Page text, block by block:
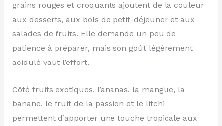
grains rouges et croquants ajoutent de la couleur
aux desserts, aux bols de petit-déjeuner et aux
salades de fruits. Elle demande un peu de
patience à préparer, mais son goût légèrement
acidulé vaut l’effort.
Côté fruits exotiques, l’ananas, la mangue, la
banane, le fruit de la passion et le litchi
permettent d’apporter une touche tropicale aux